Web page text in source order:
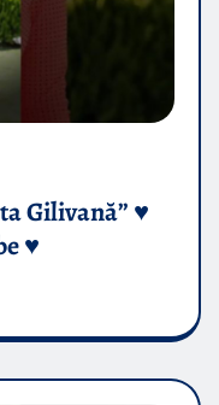
Gilivană” ♥️
♥️